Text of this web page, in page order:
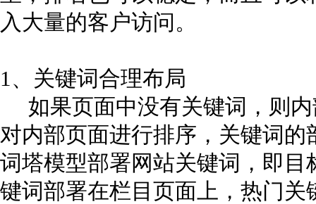
入大量的客户访问。
1、关键词合理布局
如果页面中没有关键词，则内
对内部页面进行排序，关键词
词塔模型部署网站关键词，即
键词部署在栏目页面上，热门